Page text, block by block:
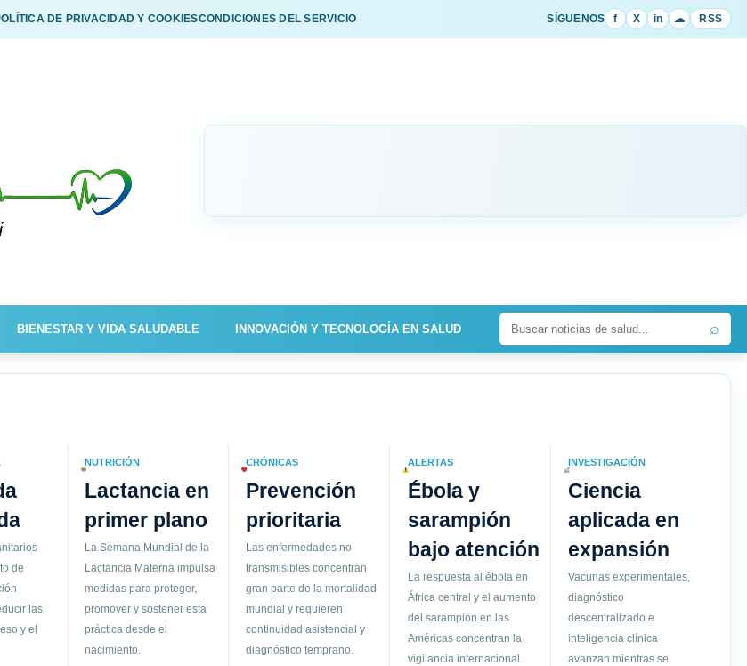
DE PRIVACIDAD Y COOKIESCONDICIONES DEL SERVICIO SÍGUENOS f X in ☁ RSS
BIENESTAR Y VIDA SALUDABLE INNOVACIÓN Y TECNOLOGÍA EN SALUD ⌕
de
las
y el
NUTRICIÓN
Lactancia en
primer plano
La Semana Mundial de la
Lactancia Materna impulsa
medidas para proteger,
promover y sostener esta
práctica desde el
nacimiento.
CRÓNICAS
Prevención
prioritaria
Las enfermedades no
transmisibles concentran
gran parte de la mortalidad
mundial y requieren
continuidad asistencial y
diagnóstico temprano.
ALERTAS
Ébola y
sarampión
bajo atención
La respuesta al ébola en
África central y el aumento
del sarampión en las
Américas concentran la
vigilancia internacional.
INVESTIGACIÓN
Ciencia
aplicada en
expansión
Vacunas experimentales,
diagnóstico
descentralizado e
inteligencia clínica
avanzan mientras se